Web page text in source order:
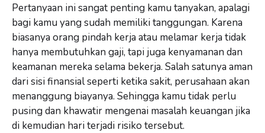
Pertanyaan ini sangat penting kamu tanyakan, apalagi
bagi kamu yang sudah memiliki tanggungan. Karena
biasanya orang pindah kerja atau melamar kerja tidak
hanya membutuhkan gaji, tapi juga kenyamanan dan
keamanan mereka selama bekerja. Salah satunya aman
dari sisi finansial seperti ketika sakit, perusahaan akan
menanggung biayanya. Sehingga kamu tidak perlu
pusing dan khawatir mengenai masalah keuangan jika
di kemudian hari terjadi risiko tersebut.